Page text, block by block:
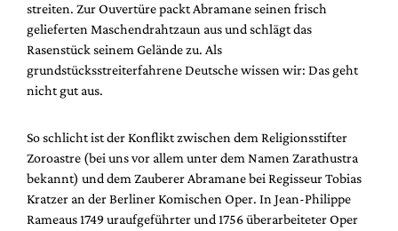
Newsletter
Redaktion
Autor:innen
Partner
Mediadaten
Suche
streiten. Zur Ouvertüre packt Abramane seinen frisch
gelieferten Maschendrahtzaun aus und schlägt das
Rasenstück seinem Gelände zu. Als
grundstücksstreiterfahrene Deutsche wissen wir: Das geht
nicht gut aus.
So schlicht ist der Konflikt zwischen dem Religionsstifter
Zoroastre (bei uns vor allem unter dem Namen Zarathustra
bekannt) und dem Zauberer Abramane bei Regisseur Tobias
Kratzer an der Berliner Komischen Oper. In Jean-Philippe
Rameaus 1749 uraufgeführter und 1756 überarbeiteter Oper